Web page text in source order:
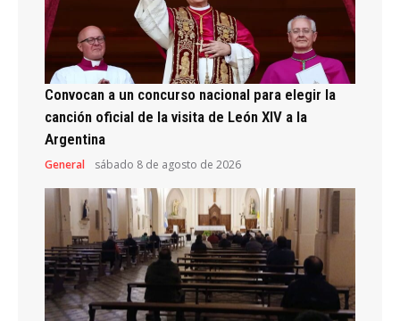
Convocan a un concurso nacional para elegir la
canción oficial de la visita de León XIV a la
Argentina
General sábado 8 de agosto de 2026